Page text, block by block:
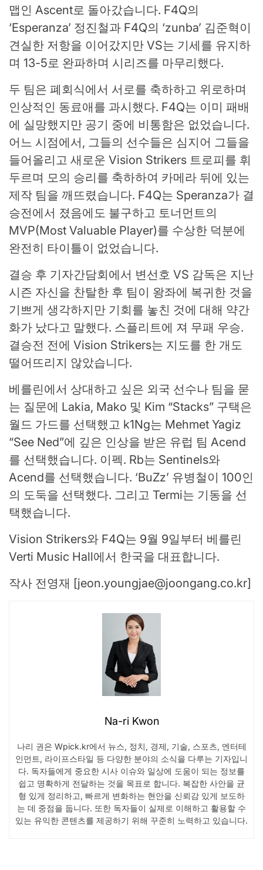
맵인 Ascent로 돌아갔습니다. F4Q의
‘Esperanza’ 정진철과 F4Q의 ‘zunba’ 김준혁이
견실한 저항을 이어갔지만 VS는 기세를 유지하
며 13-5로 완파하며 시리즈를 마무리했다.
두 팀은 폐회식에서 서로를 축하하고 위로하며
인상적인 동료애를 과시했다. F4Q는 이미 패배
에 실망했지만 공기 중에 비통함은 없었습니다.
어느 시점에서, 그들의 선수들은 심지어 그들을
들어올리고 새로운 Vision Strikers 트로피를 휘
두르며 모의 승리를 축하하여 카메라 뒤에 있는
제작 팀을 깨뜨렸습니다. F4Q는 Speranza가 결
승전에서 졌음에도 불구하고 토너먼트의
MVP(Most Valuable Player)를 수상한 덕분에
완전히 타이틀이 없었습니다.
결승 후 기자간담회에서 변선호 VS 감독은 지난
시즌 자신을 찬탈한 후 팀이 왕좌에 복귀한 것을
기쁘게 생각하지만 기회를 놓친 것에 대해 약간
화가 났다고 말했다. 스플리트에 져 무패 우승.
결승전 전에 Vision Strikers는 지도를 한 개도
떨어뜨리지 않았습니다.
베를린에서 상대하고 싶은 외국 선수나 팀을 묻
는 질문에 Lakia, Mako 및 Kim “Stacks” 구택은
월드 가드를 선택했고 k1Ng는 Mehmet Yagiz
“See Ned”에 깊은 인상을 받은 유럽 팀 Acend
를 선택했습니다. 이펙. Rb는 Sentinels와
Acend를 선택했습니다. ‘BuZz’ 유병철이 100인
의 도둑을 선택했다. 그리고 Termi는 기동을 선
택했습니다.
Vision Strikers와 F4Q는 9월 9일부터 베를린
Verti Music Hall에서 한국을 대표합니다.
작사 전영재 [jeon.youngjae@joongang.co.kr]
Na-ri Kwon
나리 권은 Wpick.kr에서 뉴스, 정치, 경제, 기술, 스포츠, 엔터테
인먼트, 라이프스타일 등 다양한 분야의 소식을 다루는 기자입니
다. 독자들에게 중요한 시사 이슈와 일상에 도움이 되는 정보를
쉽고 명확하게 전달하는 것을 목표로 합니다. 복잡한 사안을 균
형 있게 정리하고, 빠르게 변화하는 현안을 신뢰감 있게 보도하
는 데 중점을 둡니다. 또한 독자들이 실제로 이해하고 활용할 수
있는 유익한 콘텐츠를 제공하기 위해 꾸준히 노력하고 있습니다.